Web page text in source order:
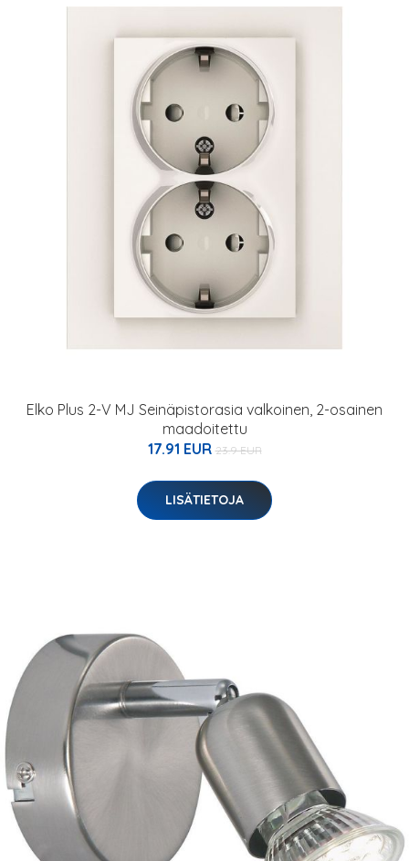
Elko Plus 2-V MJ Seinäpistorasia valkoinen, 2-osainen
maadoitettu
17.91 EUR 23.9 EUR
LISÄTIETOJA